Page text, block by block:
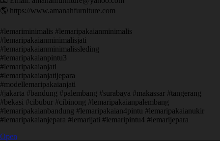
🌎 https://www.amanahfurniture.com
#lemariminimalis #lemaripakaianminimalis
#lemaripakaianminimalisjati
#lemaripakaianminimalissleding
#lemaripakaianpintu3
#lemaripakaianjati
#lemaripakaianjatijepara
#modellemaripakaianjati
#jakarta #bandung #palembang #surabaya #makassar #tangerang
#bekasi #cibubur #cibinong #lemaripakaianpalembang
#lemaripakaianbandung #lemaripakaian4pintu #lemaripakaianukir
#lemaripakaianjepara #lemarijati #lemaripintu4 #lemarijepara
Open